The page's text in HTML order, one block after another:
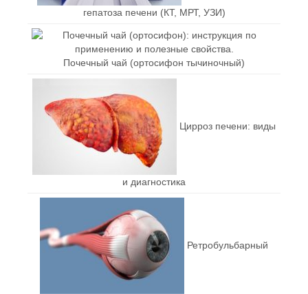
гепатоза печени (КТ, МРТ, УЗИ)
Почечный чай (ортосифон тычиночный)
Цирроз печени: виды
и диагностика
Ретробульбарный